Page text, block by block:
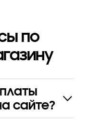
по
cайте?